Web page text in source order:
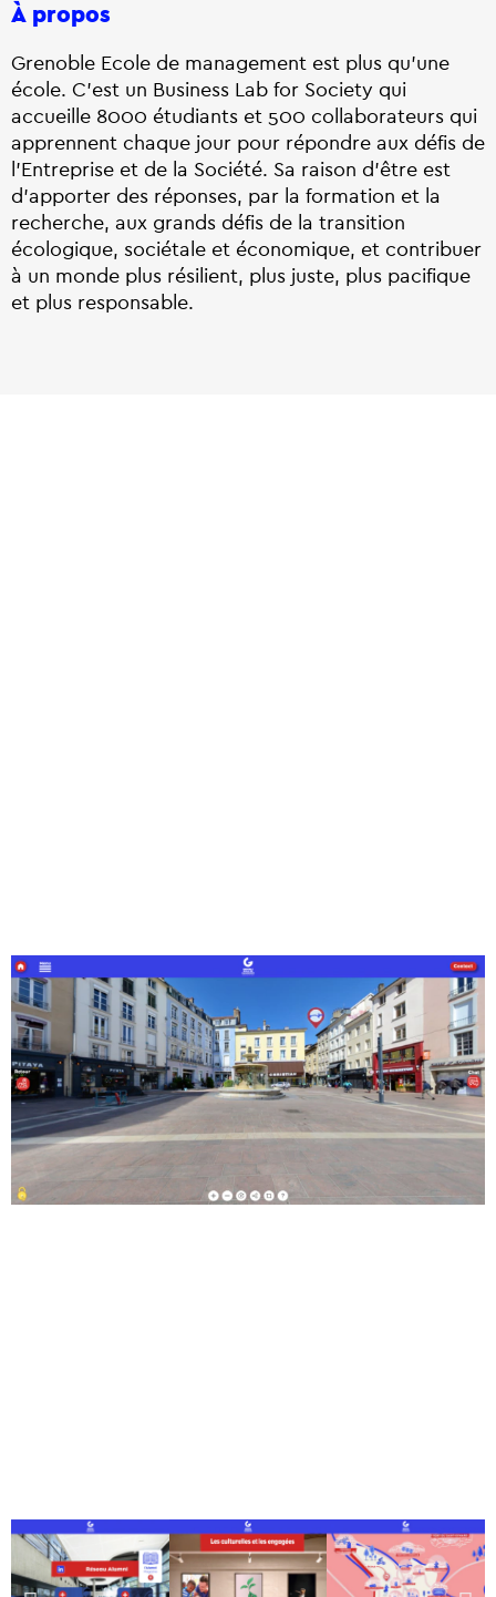
À propos
Grenoble Ecole de management est plus qu’une
école. C’est un Business Lab for Society qui
accueille 8000 étudiants et 500 collaborateurs qui
apprennent chaque jour pour répondre aux défis de
l’Entreprise et de la Société. Sa raison d’être est
d’apporter des réponses, par la formation et la
recherche, aux grands défis de la transition
écologique, sociétale et économique, et contribuer
à un monde plus résilient, plus juste, plus pacifique
et plus responsable.